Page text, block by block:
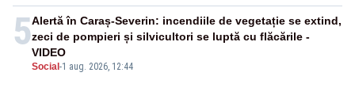
5
Social -1 aug. 2026, 12:44
Alertă în Caraș-Severin: incendiile de vegetație se extind,
zeci de pompieri și silvicultori se luptă cu flăcările -
VIDEO